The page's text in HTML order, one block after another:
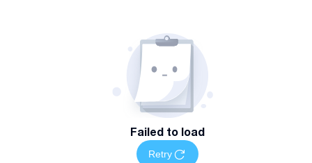
Failed to load
Retry